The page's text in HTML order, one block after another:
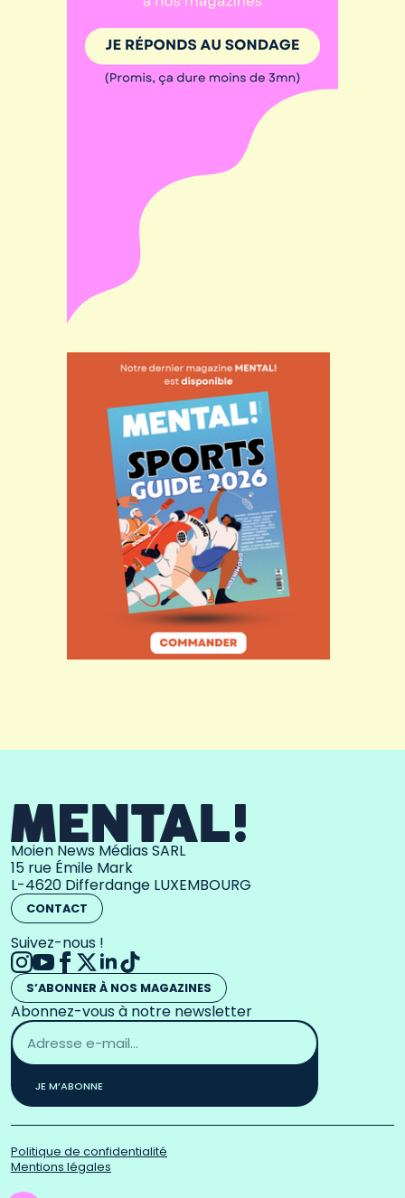
Moien News Médias SARL
15 rue Émile Mark
L-4620 Differdange LUXEMBOURG
CONTACT
Suivez-nous !
S’ABONNER À NOS MAGAZINES
Abonnez-vous à notre newsletter
Adresse
email
*
JE M’ABONNE
Politique de confidentialité
Mentions légales